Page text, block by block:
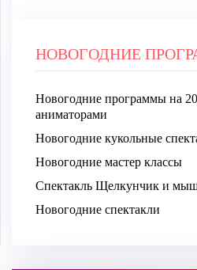
НОВОГОДНИЕ
Новогодние программы на
аниматорами
Новогодние кукольные
Новогодние мастер классы
Спектакль Щелкунчик и
Новогодние спектакли